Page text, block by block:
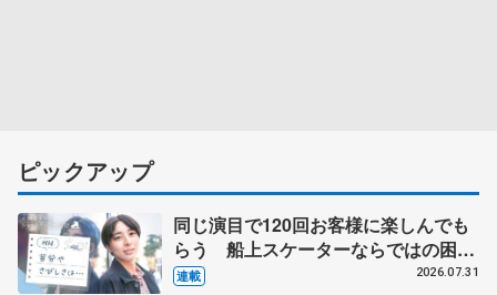
ピックアップ
同じ演目で120回お客様に楽しんでも
らう 船上スケーターならではの困難
とは 影響あったPIW前キャプテン松
連載 2026.07.31